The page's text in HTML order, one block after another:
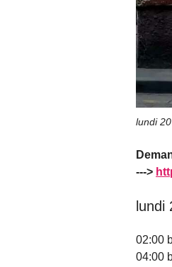
lundi
--->
lundi
02:00
04:00